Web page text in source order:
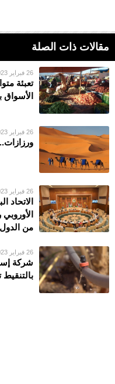
مقالات ذات الصلة
26 فبراير 2023
تعبئة
الأسواق
26 فبراير 2023
26 فبراير 2023
الاتحاد
من الدول
26 فبراير 2023
شركة